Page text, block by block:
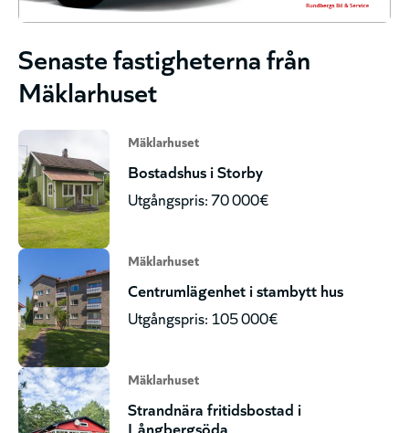
Senaste fastigheterna från
Mäklarhuset
Mäklarhuset
Bostadshus i Storby
Utgångspris: 70 000€
Mäklarhuset
Centrumlägenhet i stambytt hus
Utgångspris: 105 000€
Mäklarhuset
Strandnära fritidsbostad i
Långbergsöda